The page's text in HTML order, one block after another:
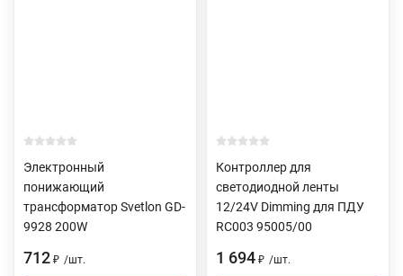
Электронный
понижающий
трансформатор Svetlon GD-
9928 200W
712 ₽ /шт.
Контроллер для
светодиодной ленты
12/24V Dimming для ПДУ
RC003 95005/00
1 694 ₽ /шт.